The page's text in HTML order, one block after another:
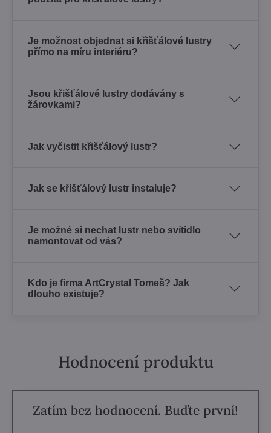
Je možnost objednat si křišťálové lustry
přímo na míru interiéru?
Jsou křišťálové lustry dodávány s
žárovkami?
Jak vyčistit křišťálový lustr?
Jak se křišťálový lustr instaluje?
Je možné si nechat lustr nebo svítidlo
namontovat od vás?
Kdo je firma ArtCrystal Tomeš? Jak
dlouho existuje?
Hodnocení produktu
Zatím bez hodnocení. Buďte první!